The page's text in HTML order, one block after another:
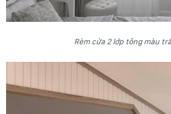
Rèm cửa 2 lớp tông màu